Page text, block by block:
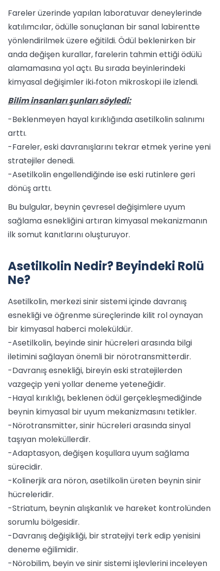
Fareler üzerinde yapılan laboratuvar deneylerinde
katılımcılar, ödülle sonuçlanan bir sanal labirentte
yönlendirilmek üzere eğitildi. Ödül beklenirken bir
anda değişen kurallar, farelerin tahmin ettiği ödülü
alamamasına yol açtı. Bu sırada beyinlerindeki
kimyasal değişimler iki‑foton mikroskopi ile izlendi.
Bilim insanları şunları söyledi:
-Beklenmeyen hayal kırıklığında asetilkolin salınımı
arttı.
-Fareler, eski davranışlarını tekrar etmek yerine yeni
stratejiler denedi.
-Asetilkolin engellendiğinde ise eski rutinlere geri
dönüş arttı.
Bu bulgular, beynin çevresel değişimlere uyum
sağlama esnekliğini artıran kimyasal mekanizmanın
ilk somut kanıtlarını oluşturuyor.
Asetilkolin Nedir? Beyindeki Rolü
Ne?
Asetilkolin, merkezi sinir sistemi içinde davranış
esnekliği ve öğrenme süreçlerinde kilit rol oynayan
bir kimyasal haberci moleküldür.
-Asetilkolin, beyinde sinir hücreleri arasında bilgi
iletimini sağlayan önemli bir nörotransmitterdir.
-Davranış esnekliği, bireyin eski stratejilerden
vazgeçip yeni yollar deneme yeteneğidir.
-Hayal kırıklığı, beklenen ödül gerçekleşmediğinde
beynin kimyasal bir uyum mekanizmasını tetikler.
-Nörotransmitter, sinir hücreleri arasında sinyal
taşıyan moleküllerdir.
-Adaptasyon, değişen koşullara uyum sağlama
sürecidir.
-Kolinerjik ara nöron, asetilkolin üreten beynin sinir
hücreleridir.
-Striatum, beynin alışkanlık ve hareket kontrolünden
sorumlu bölgesidir.
-Davranış değişikliği, bir stratejiyi terk edip yenisini
deneme eğilimidir.
-Nörobilim, beyin ve sinir sistemi işlevlerini inceleyen